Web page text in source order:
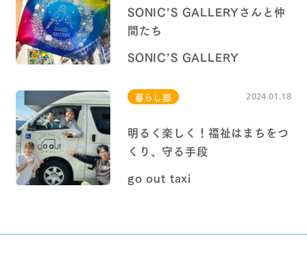
SONIC’S GALLERYさんと仲
間たち
SONIC’S GALLERY
暮らし部 2024.01.18
明るく楽しく！福祉はまちをつ
くり、守る手段
go out taxi